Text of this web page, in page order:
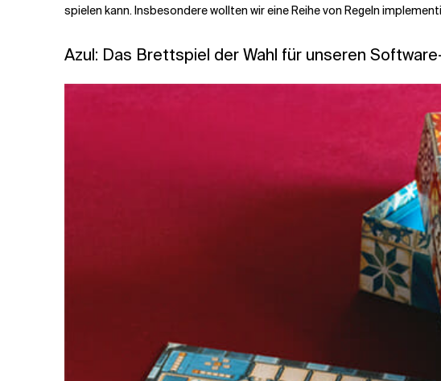
spielen kann. Insbesondere wollten wir eine Reihe von Regeln
Azul: Das Brettspiel der Wahl für unseren